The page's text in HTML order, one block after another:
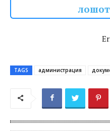
TAGS администрация